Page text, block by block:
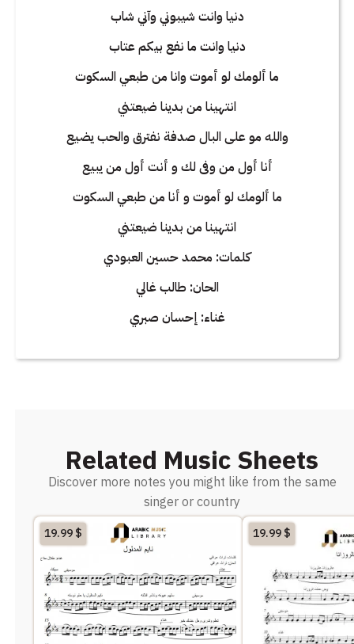
دنيا وانت شيبوني وآني شاب
دنيا وانت ما نفع بيكم عتاب
ما ألومك لو أموت وانا من طبعي السكوت
انتهينا من بدينا ضيعتني
والله مو على البال صدفة نفترق والحب يضيع
أنا أول من وفى لك و أنت أول من يبيع
ما ألومك لو أموت و أنا من طبعي السكوت
انتهينا من بدينا ضيعتني
كلمات: محمد حسين العبودي
الحان: طالب غالي
غناء: إحسان صبري
Related Music Sheets
Discover more notes you might like from the same
singer or country
19.99$ 19.99$